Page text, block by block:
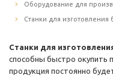
Оборудование для
Станки для
Станки для
способны быстро окупить
продукция постоянно